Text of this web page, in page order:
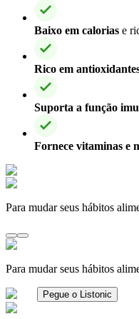
Baixo em calorias e
Rico em
Suporta a função
Fornece vitaminas e
Para mudar seus hábitos
Para mudar seus hábitos
Pegue o Listonic